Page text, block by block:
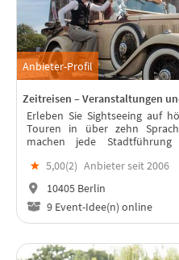
Anbieter-Profil
Zeitreisen – Veranstaltungen
Erleben Sie Sightseeing auf
Touren in über zehn
machen jede
★ 5,00(2) Anbieter seit 2006
10405 Berlin
9 Event-Idee(n) online